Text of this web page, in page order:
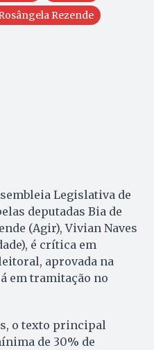
Rezende
Legislativa de
deputadas Bia de
(Agir), Vivian Naves
é crítica em
aprovada na
em tramitação no
o texto principal
de 30% de